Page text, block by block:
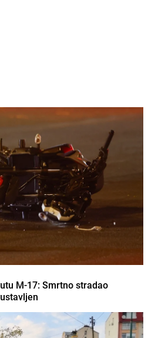
M-17: Smrtno stradao